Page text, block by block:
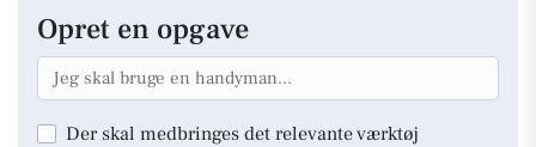
Opret en opgave
Der skal medbringes det relevante værktøj